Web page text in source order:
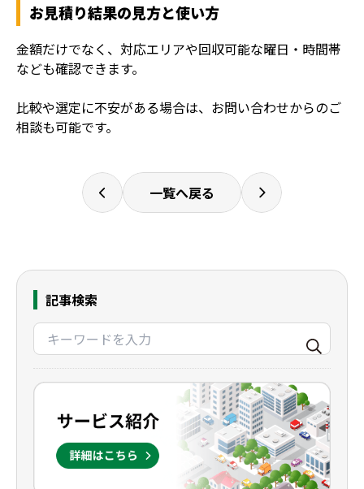
お見積り結果の見方と使い方
金額だけでなく、対応エリアや回収可能な曜日・時間帯
なども確認できます。
比較や選定に不安がある場合は、お問い合わせからのご
相談も可能です。
一覧へ戻る
記事検索